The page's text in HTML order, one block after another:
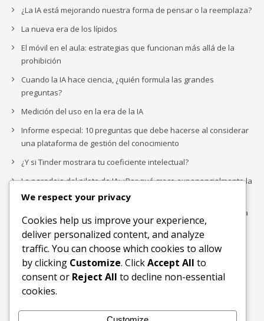
¿La IA está mejorando nuestra forma de pensar o la reemplaza?
La nueva era de los lípidos
El móvil en el aula: estrategias que funcionan más allá de la
prohibición
Cuando la IA hace ciencia, ¿quién formula las grandes
preguntas?
Medición del uso en la era de la IA
Informe especial: 10 preguntas que debe hacerse al considerar
una plataforma de gestión del conocimiento
¿Y si Tinder mostrara tu coeficiente intelectual?
La paradoja del piloto de IA: ¿Por qué crece exponencialmente la
complejidad de la IA empresarial?
Los organigramas de marketing se crearon para los canales. La
IA acaba de dejarlos obsoletos.
Buscar
Buscar
We respect your privacy
Cookies help us improve your experience,
deliver personalized content, and analyze
traffic. You can choose which cookies to allow
by clicking Customize. ClickAccept All to
consent or Reject All to decline non-essential
cookies.